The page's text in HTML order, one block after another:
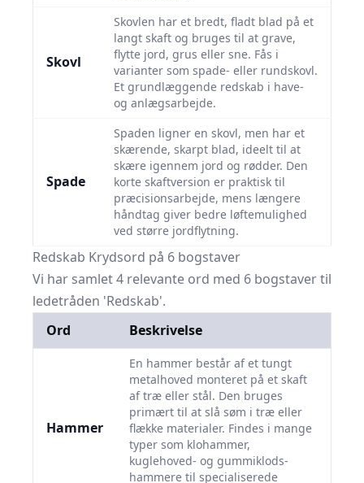
Skovl
Skovlen har et bredt, fladt blad på et
langt skaft og bruges til at grave,
flytte jord, grus eller sne. Fås i
varianter som spade- eller rundskovl.
Et grundlæggende redskab i have-
og anlægsarbejde.
Spade
Spaden ligner en skovl, men har et
skærende, skarpt blad, ideelt til at
skære igennem jord og rødder. Den
korte skaftversion er praktisk til
præcisionsarbejde, mens længere
håndtag giver bedre løftemulighed
ved større jordflytning.
Redskab Krydsord på 6 bogstaver
Vi har samlet 4 relevante ord med 6 bogstaver til
ledetråden 'Redskab'.
Ord
Beskrivelse
Hammer
En hammer består af et tungt
metalhoved monteret på et skaft
af træ eller stål. Den bruges
primært til at slå søm i træ eller
flække materialer. Findes i mange
typer som klohammer,
kuglehoved- og gummiklods-
hammere til specialiserede